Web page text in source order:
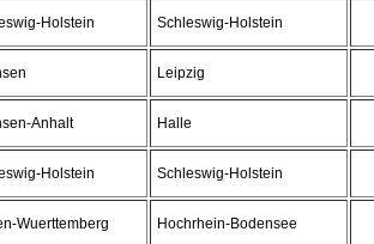
Holstein Schleswig-Holstein
Leipzig
Anhalt Halle
Holstein Schleswig-Holstein
Wuerttemberg Hochrhein-Bodensee